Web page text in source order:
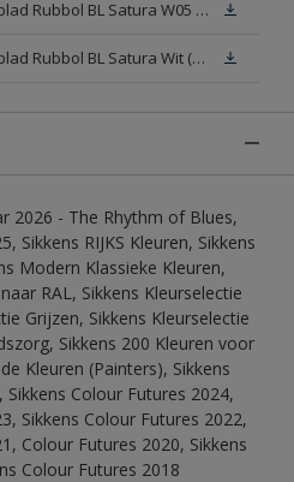
Veiligheidsinformatieblad Rubbol BL Satura W05 (MSDS)
Veiligheidsinformatieblad Rubbol BL Satura Wit (MSDS)
2026 - The Rhythm of Blues,
Sikkens RIJKS Kleuren, Sikkens
Modern Klassieke Kleuren,
RAL, Sikkens Kleurselectie
Grijzen, Sikkens Kleurselectie
Sikkens 200 Kleuren voor
Kleuren (Painters), Sikkens
Colour Futures 2024,
Sikkens Colour Futures 2022,
Colour Futures 2020, Sikkens
Colour Futures 2018